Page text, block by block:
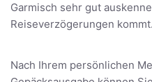
Garmisch sehr gut
Reiseverzögerungen kommt.
Nach Ihrem persönlichen